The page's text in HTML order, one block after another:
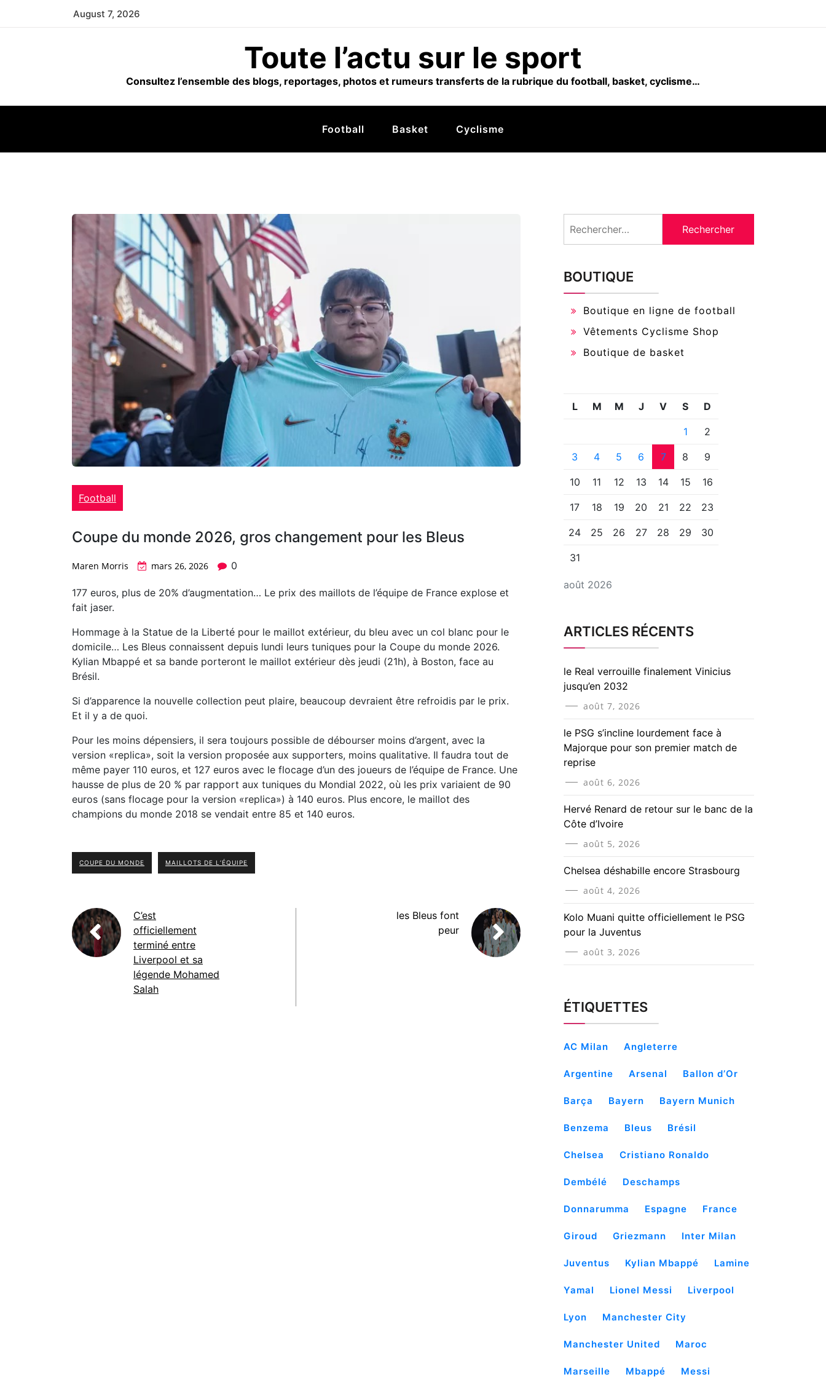
August 7, 2026
Toute l’actu sur le sport
Consultez l’ensemble des blogs, reportages, photos et rumeurs transferts de la rubrique du football, basket, cyclisme…
Football Basket Cyclisme
Football
Coupe du monde 2026, gros changement pour les Bleus
Maren Morris mars 26, 2026 0
177 euros, plus de 20% d’augmentation… Le prix des maillots de l’équipe de France explose et
fait jaser.
Hommage à la Statue de la Liberté pour le maillot extérieur, du bleu avec un col blanc pour le
domicile… Les Bleus connaissent depuis lundi leurs tuniques pour la Coupe du monde 2026.
Kylian Mbappé et sa bande porteront le maillot extérieur dès jeudi (21h), à Boston, face au
Brésil.
Si d’apparence la nouvelle collection peut plaire, beaucoup devraient être refroidis par le prix.
Et il y a de quoi.
Pour les moins dépensiers, il sera toujours possible de débourser moins d’argent, avec la
version «replica», soit la version proposée aux supporters, moins qualitative. Il faudra tout de
même payer 110 euros, et 127 euros avec le flocage d’un des joueurs de l’équipe de France. Une
hausse de plus de 20 % par rapport aux tuniques du Mondial 2022, où les prix variaient de 90
euros (sans flocage pour la version «replica») à 140 euros. Plus encore, le maillot des
champions du monde 2018 se vendait entre 85 et 140 euros.
COUPE DU MONDE MAILLOTS DE L’ÉQUIPE
C’est
officiellement
terminé entre
Liverpool et sa
légende Mohamed
Salah
les Bleus font
peur
BOUTIQUE
Boutique en ligne de football
Vêtements Cyclisme Shop
Boutique de basket
août 2026
L M M J V S D
1 2
3 4 5 6 7 8 9
10 11 12 13 14 15 16
17 18 19 20 21 22 23
24 25 26 27 28 29 30
31
ARTICLES RÉCENTS
le Real verrouille finalement Vinicius
jusqu’en 2032
août 7, 2026
le PSG s’incline lourdement face à
Majorque pour son premier match de
reprise
août 6, 2026
Hervé Renard de retour sur le banc de la
Côte d’Ivoire
août 5, 2026
Chelsea déshabille encore Strasbourg
août 4, 2026
Kolo Muani quitte officiellement le PSG
pour la Juventus
août 3, 2026
ÉTIQUETTES
AC Milan Angleterre
Argentine Arsenal Ballon d’Or
Barça Bayern Bayern Munich
Benzema Bleus Brésil
Chelsea Cristiano Ronaldo
Dembélé Deschamps
Donnarumma Espagne France
Giroud Griezmann Inter Milan
Juventus Kylian Mbappé Lamine
Yamal Lionel Messi Liverpool
Lyon Manchester City
Manchester United Maroc
Marseille Mbappé Messi